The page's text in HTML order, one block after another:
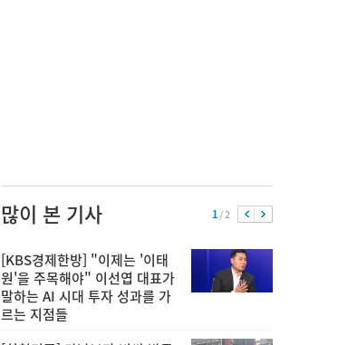
많이 본 기사 1/ 2
[KBS경제한방] "이제는 '이태
원'을 주목해야" 이선엽 대표가
말하는 AI 시대 투자 성과를 가
르는 지점들